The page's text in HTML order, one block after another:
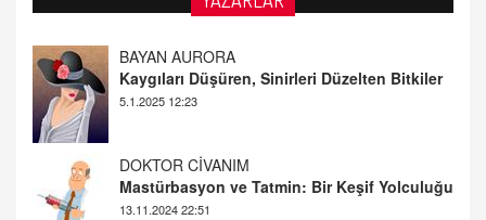
DOKTOR CİVANIM
Mastürbasyon ve Tatmin: Bir Keşif Yolculuğu
13.11.2024 22:51
ALİ EFENDİ
Adana At Yarışı Tahminleri | 21 Aralık
Cumartesi